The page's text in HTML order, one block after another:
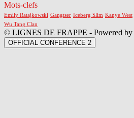
Mots-clefs
Emily Ratajkowski Gangtser Iceberg Slim Kanye West
Wu Tang Clan
© LIGNES DE FRAPPE - Powered by
OFFICIAL CONFERENCE 2